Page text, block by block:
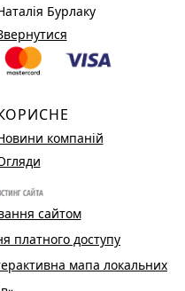
Бурлаку
компаній
сайтом
платного доступу
мапа локальних